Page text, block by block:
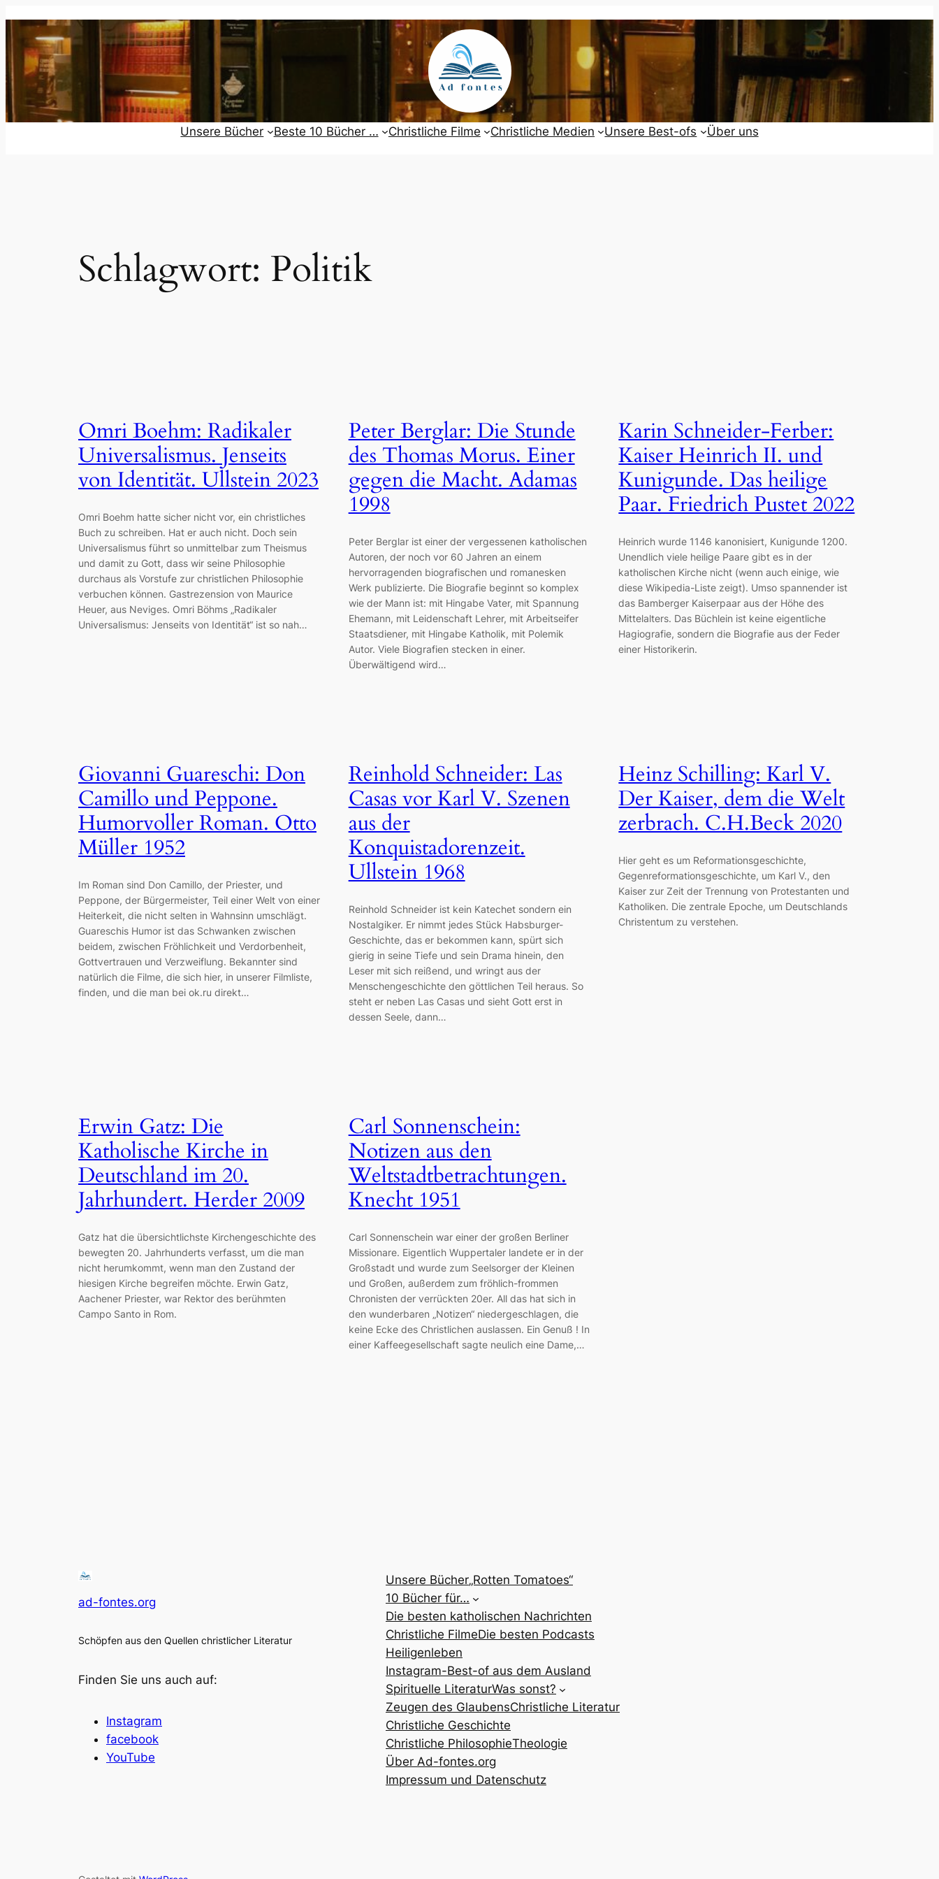
springen
Unsere Bücher Beste 10 Bücher … Christliche Filme Christliche Medien Unsere Best-ofs Über uns
Schlagwort: Politik
Omri Boehm: Radikaler
Universalismus. Jenseits
von Identität. Ullstein 2023
Omri Boehm hatte sicher nicht vor, ein christliches
Buch zu schreiben. Hat er auch nicht. Doch sein
Universalismus führt so unmittelbar zum Theismus
und damit zu Gott, dass wir seine Philosophie
durchaus als Vorstufe zur christlichen Philosophie
verbuchen können. Gastrezension von Maurice
Heuer, aus Neviges. Omri Böhms „Radikaler
Universalismus: Jenseits von Identität“ ist so nah…
Peter Berglar: Die Stunde
des Thomas Morus. Einer
gegen die Macht. Adamas
1998
Peter Berglar ist einer der vergessenen katholischen
Autoren, der noch vor 60 Jahren an einem
hervorragenden biografischen und romanesken
Werk publizierte. Die Biografie beginnt so komplex
wie der Mann ist: mit Hingabe Vater, mit Spannung
Ehemann, mit Leidenschaft Lehrer, mit Arbeitseifer
Staatsdiener, mit Hingabe Katholik, mit Polemik
Autor. Viele Biografien stecken in einer.
Überwältigend wird…
Karin Schneider-Ferber:
Kaiser Heinrich II. und
Kunigunde. Das heilige
Paar. Friedrich Pustet 2022
Heinrich wurde 1146 kanonisiert, Kunigunde 1200.
Unendlich viele heilige Paare gibt es in der
katholischen Kirche nicht (wenn auch einige, wie
diese Wikipedia-Liste zeigt). Umso spannender ist
das Bamberger Kaiserpaar aus der Höhe des
Mittelalters. Das Büchlein ist keine eigentliche
Hagiografie, sondern die Biografie aus der Feder
einer Historikerin.
Giovanni Guareschi: Don
Camillo und Peppone.
Humorvoller Roman. Otto
Müller 1952
Im Roman sind Don Camillo, der Priester, und
Peppone, der Bürgermeister, Teil einer Welt von einer
Heiterkeit, die nicht selten in Wahnsinn umschlägt.
Guareschis Humor ist das Schwanken zwischen
beidem, zwischen Fröhlichkeit und Verdorbenheit,
Gottvertrauen und Verzweiflung. Bekannter sind
natürlich die Filme, die sich hier, in unserer Filmliste,
finden, und die man bei ok.ru direkt…
Reinhold Schneider: Las
Casas vor Karl V. Szenen
aus der
Konquistadorenzeit.
Ullstein 1968
Reinhold Schneider ist kein Katechet sondern ein
Nostalgiker. Er nimmt jedes Stück Habsburger-
Geschichte, das er bekommen kann, spürt sich
gierig in seine Tiefe und sein Drama hinein, den
Leser mit sich reißend, und wringt aus der
Menschengeschichte den göttlichen Teil heraus. So
steht er neben Las Casas und sieht Gott erst in
dessen Seele, dann…
Heinz Schilling: Karl V.
Der Kaiser, dem die Welt
zerbrach. C.H.Beck 2020
Hier geht es um Reformationsgeschichte,
Gegenreformationsgeschichte, um Karl V., den
Kaiser zur Zeit der Trennung von Protestanten und
Katholiken. Die zentrale Epoche, um Deutschlands
Christentum zu verstehen.
Erwin Gatz: Die
Katholische Kirche in
Deutschland im 20.
Jahrhundert. Herder 2009
Gatz hat die übersichtlichste Kirchengeschichte des
bewegten 20. Jahrhunderts verfasst, um die man
nicht herumkommt, wenn man den Zustand der
hiesigen Kirche begreifen möchte. Erwin Gatz,
Aachener Priester, war Rektor des berühmten
Campo Santo in Rom.
Carl Sonnenschein:
Notizen aus den
Weltstadtbetrachtungen.
Knecht 1951
Carl Sonnenschein war einer der großen Berliner
Missionare. Eigentlich Wuppertaler landete er in der
Großstadt und wurde zum Seelsorger der Kleinen
und Großen, außerdem zum fröhlich-frommen
Chronisten der verrückten 20er. All das hat sich in
den wunderbaren „Notizen“ niedergeschlagen, die
keine Ecke des Christlichen auslassen. Ein Genuß ! In
einer Kaffeegesellschaft sagte neulich eine Dame,…
ad-fontes.org
Schöpfen aus den Quellen christlicher Literatur
Finden Sie uns auch auf:
Instagram
facebook
YouTube
Unsere Bücher„Rotten Tomatoes“
10 Bücher für…
Die besten katholischen Nachrichten
Christliche FilmeDie besten Podcasts
Heiligenleben
Instagram-Best-of aus dem Ausland
Spirituelle LiteraturWas sonst?
Zeugen des GlaubensChristliche Literatur
Christliche Geschichte
Christliche PhilosophieTheologie
Über Ad-fontes.org
Impressum und Datenschutz